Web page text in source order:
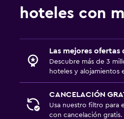
hoteles con
Las mejores
Descubre más de 3
hoteles y alojamientos
CANCELACIÓN
Usa nuestro filtro para
con cancelación gratis.